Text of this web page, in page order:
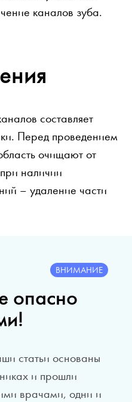
каналов зуба.
составляет
Перед проведением
очищают от
наличии
– удаление части
опасно
ВНИМАНИЕ
статьи основаны
и прошли
врачами, одни и